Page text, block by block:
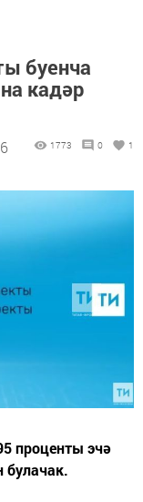
буенча
кадәр
1773 0 1
проценты эчә
булачак.